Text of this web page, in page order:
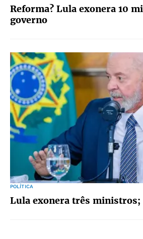
Reforma? Lula exonera 10
governo
POLÍTICA
Lula exonera três ministros;